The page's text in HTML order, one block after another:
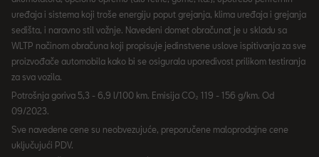
uređaja i sistema koji troše energiju poput grejanja, klima uređaja i grejanja
sedišta, i naravno stil vožnje. Navedeni domet obračunat je u skladu sa
WLTP načinom obračuna koji propisuje jedinstvene uslove ispitivanja za sve
proizvođače automobila kako bi se osigurala uporedivost prilikom testiranja
za sva vozila.
Potrošnja goriva 5,3 - 6,9 l/100 km. Emisija CO₂ 119 - 156 g/km. Od
09/2023.
Sve navedene cene su neobvezujuće, preporučene maloprodajne cene
uključujući PDV.